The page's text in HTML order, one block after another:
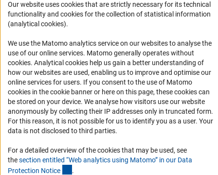
Organizaciones asociadas
Representantes Academicos
Fomento
1. Cooperación con investigadores alemanes
2. Investigar en Alemania
Chamadas abertas e Informes para Cientistas
Newsletter
Suscríbase boletín
Our website uses cookies that are strictly necessary for its technical
functionality and cookies for the collection of statistical information
(analytical cookies).
We use the Matomo analytics service on our websites to analyse the
use of our online services. Matomo generally operates without
cookies(Anc
. Analytical cookies help us gain a better understanding of
how our websites are used, enabling us to improve and optimise our
online services for users. If you consent to the use of Matomo
cookies in the cookie banner or here on this page, these cookies can
be stored on your device. We analyse how visitors use our website
anonymously by collecting their IP addresses only in truncated form.
For this reason, it is not possible for us to identify you as a user. Your
data is not disclosed to third parties.
For a detailed overview of the cookies that may be used, see
thesection entitled “Web analytics using Matomo” in our Data
Protection Notice .